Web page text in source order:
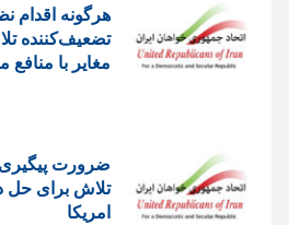
هرگونه اقدام
تضعیف‌کننده
مغایر با
ضرورت
تلاش برای حل
امریکا